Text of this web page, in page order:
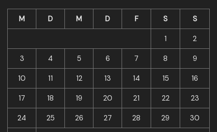
M D M D F S S
1 2
3 4 5 6 7 8 9
10 11 12 13 14 15 16
17 18 19 20 21 22 23
24 25 26 27 28 29 30